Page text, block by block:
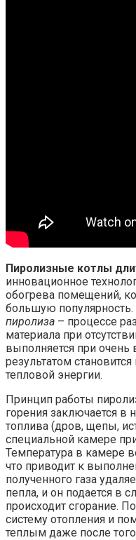
Пиролизные котлы
инновационное
обогрева помещений,
большую
пиролиза – процессе
материала при
выполняется при очень
результатом
тепловой энергии.
Принцип работы
горения заключается в
топлива (дров, щепы,
специальной камере
Температура в камере
что приводит к
полученного газа
пепла, и он подается в
происходит сгорание.
систему отопления и
теплым даже после